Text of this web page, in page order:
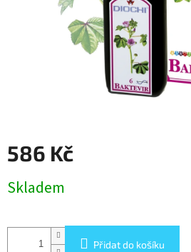
586 Kč
cena:
Skladem
Přidat do košíku